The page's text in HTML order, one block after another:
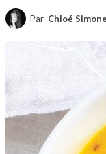
Par Chloé Simone